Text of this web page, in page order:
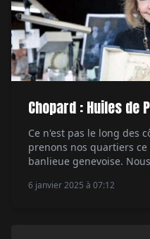
Chopard : Huiles de
Ce n'est pas le long des
prenons nos quartiers
banlieue genevoise.
peu spéciale. Nous
6 janvier 2025 à 07:12